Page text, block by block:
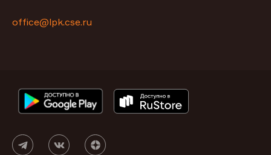
office@lpk.cse.ru